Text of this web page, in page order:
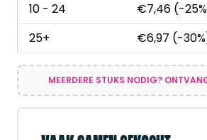
10 - 24
€7,46 (-
25+
€6,97 (-
MEERDERE STUKS NODIG?